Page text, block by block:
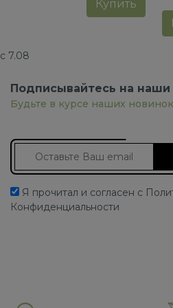
Купить
с 7.08
Подписывайтесь на наши
Будьте в курсе наших
Я прочитал и согласен с
Конфиденциальности